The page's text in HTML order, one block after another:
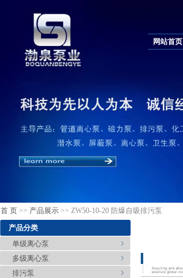
网站首页
首 页 >> 产品展示 >> ZW50-10-20 防爆自吸排污泵
产品分类
单级离心泵
多级离心泵
排污泵